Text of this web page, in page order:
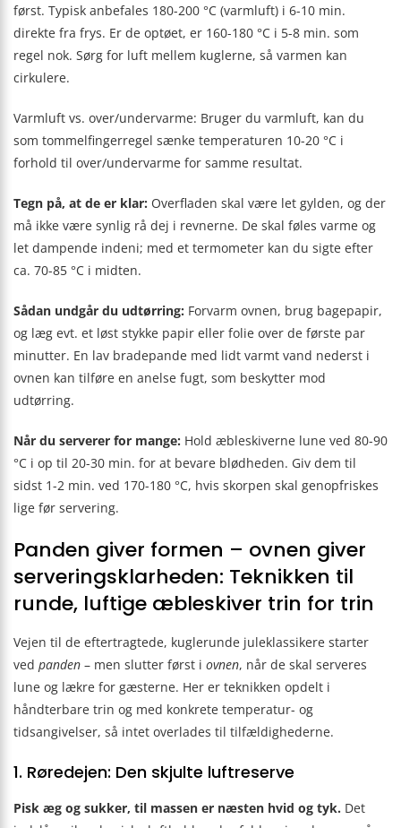
først. Typisk anbefales 180-200 °C (varmluft) i 6-10 min.
direkte fra frys. Er de optøet, er 160-180 °C i 5-8 min. som
regel nok. Sørg for luft mellem kuglerne, så varmen kan
cirkulere.
Varmluft vs. over/undervarme: Bruger du varmluft, kan du
som tommelfingerregel sænke temperaturen 10-20 °C i
forhold til over/undervarme for samme resultat.
Tegn på, at de er klar: Overfladen skal være let gylden, og der
må ikke være synlig rå dej i revnerne. De skal føles varme og
let dampende indeni; med et termometer kan du sigte efter
ca. 70-85 °C i midten.
Sådan undgår du udtørring: Forvarm ovnen, brug bagepapir,
og læg evt. et løst stykke papir eller folie over de første par
minutter. En lav bradepande med lidt varmt vand nederst i
ovnen kan tilføre en anelse fugt, som beskytter mod
udtørring.
Når du serverer for mange: Hold æbleskiverne lune ved 80-90
°C i op til 20-30 min. for at bevare blødheden. Giv dem til
sidst 1-2 min. ved 170-180 °C, hvis skorpen skal genopfriskes
lige før servering.
Panden giver formen – ovnen giver
serveringsklarheden: Teknikken til
runde, luftige æbleskiver trin for trin
Vejen til de eftertragtede, kuglerunde juleklassikere starter
ved panden – men slutter først i ovnen, når de skal serveres
lune og lækre for gæsterne. Her er teknikken opdelt i
håndterbare trin og med konkrete temperatur- og
tidsangivelser, så intet overlades til tilfældighederne.
1. Røredejen: Den skjulte luftreserve
Pisk æg og sukker, til massen er næsten hvid og tyk. Det